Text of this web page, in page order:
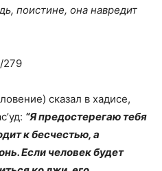
поистине, она навредит
279
сказал в хадисе,
“Я предостерегаю тебя
к бесчестью, а
Если человек будет